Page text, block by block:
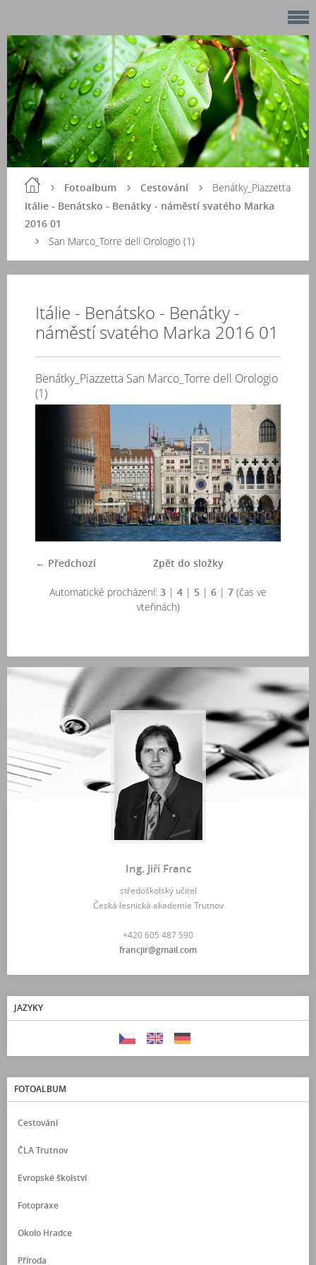
Fotoalbum
Cestování
Itálie - Benátsko - Benátky - náměstí svatého Marka
2016 01
Benátky_Piazzetta
San Marco_Torre dell Orologio (1)
Itálie - Benátsko - Benátky -
náměstí svatého Marka 2016 01
Benátky_Piazzetta San Marco_Torre dell Orologio
(1)
← Předchozí Zpět do složky
Automatické procházení: 3 | 4 | 5 | 6 | 7 (čas ve
vteřinách)
Ing. Jiří Franc
středoškolský učitel
Česká lesnická akademie Trutnov
+420 605 487 590
francjir@gmail.com
JAZYKY
FOTOALBUM
Cestování
ČLA Trutnov
Evropské školství
Fotopraxe
Okolo Hradce
Příroda